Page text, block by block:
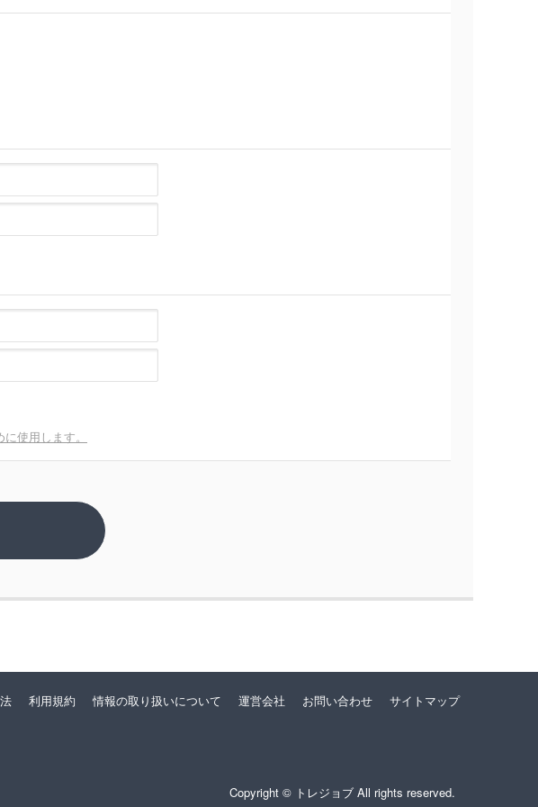
使用します。
利用規約 情報の取り扱いについて 運営会社 お問い合わせ サイトマップ
Copyright © トレジョブ All rights reserved.